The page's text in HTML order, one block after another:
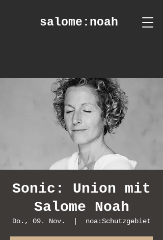
salome :noah
Sonic: Union mit
Salome Noah
Do., 09. Nov. noa:Schutzgebiet